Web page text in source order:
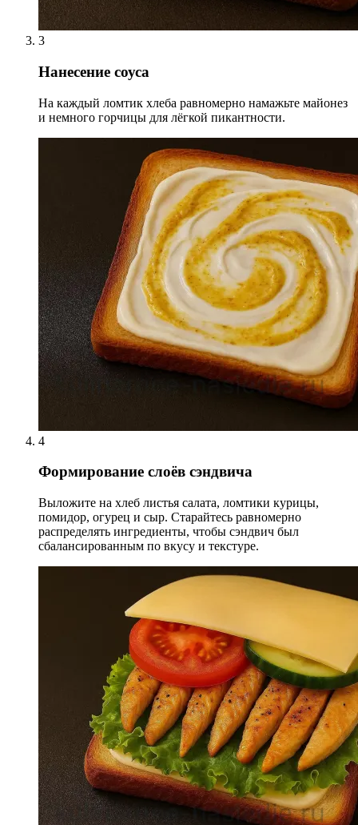
3
Нанесение соуса
На каждый ломтик хлеба равномерно намажьте майонез
и немного горчицы для лёгкой пикантности.
4
Формирование слоёв сэндвича
Выложите на хлеб листья салата, ломтики курицы,
помидор, огурец и сыр. Старайтесь равномерно
распределять ингредиенты, чтобы сэндвич был
сбалансированным по вкусу и текстуре.